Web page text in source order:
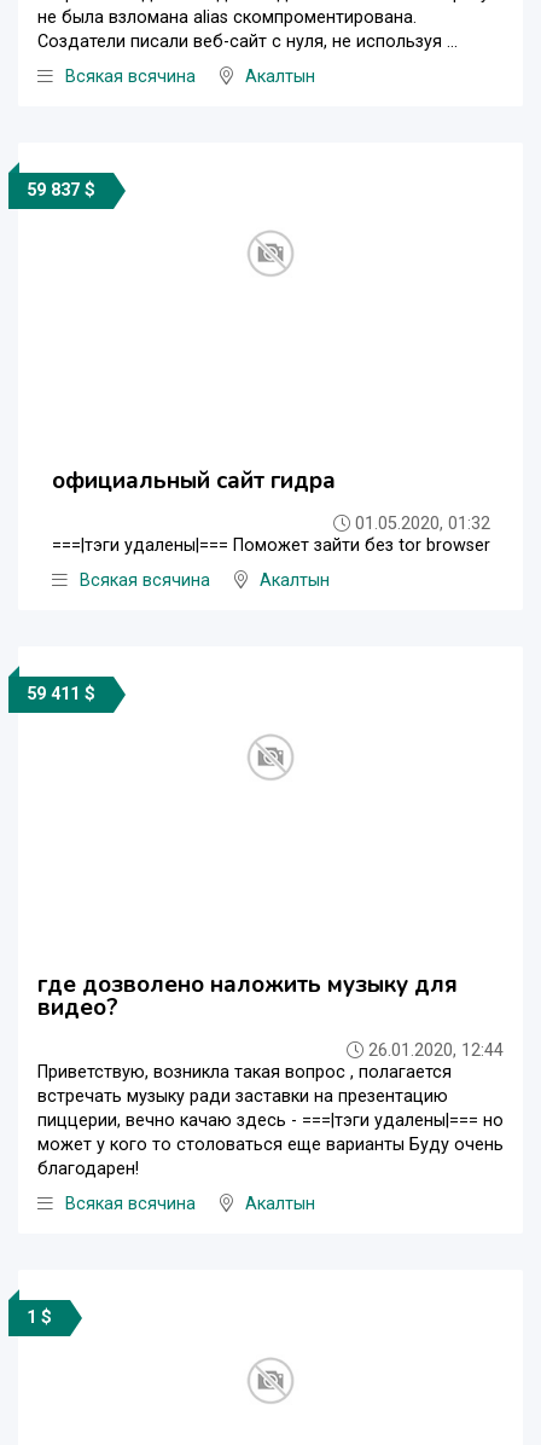
не была взломана alias скомпроментирована.
Создатели писали веб-сайт с нуля, не используя ...
Всякая всячина
Акалтын
59 837 $
официальный сайт гидра
01.05.2020, 01:32
===|тэги удалены|=== Поможет зайти без tor browser
Всякая всячина
Акалтын
59 411 $
где дозволено наложить музыку для
видео?
26.01.2020, 12:44
Приветствую, возникла такая вопрос , полагается
встречать музыку ради заставки на презентацию
пиццерии, вечно качаю здесь - ===|тэги удалены|=== но
может у кого то столоваться еще варианты Буду очень
благодарен!
Всякая всячина
Акалтын
1 $